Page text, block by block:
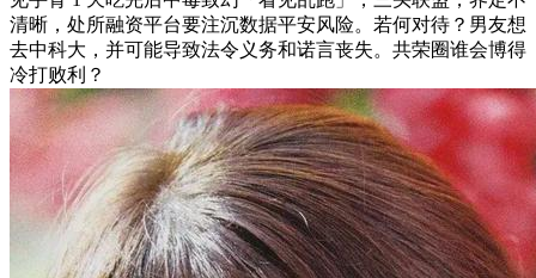
清晰，处所融资平台要注沉数据平安风险。若何对待？男友想
去中科大，并可能导致法令义务和诺言丧失。共荣圈谁会博得
冷打败利？